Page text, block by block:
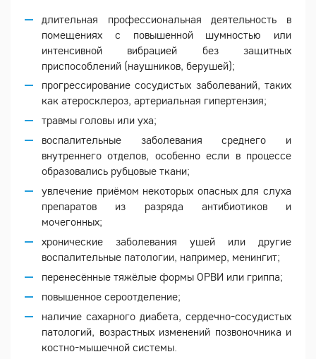
длительная профессиональная деятельность в
помещениях с повышенной шумностью или
интенсивной вибрацией без защитных
приспособлений (наушников, берушей);
прогрессирование сосудистых заболеваний, таких
как атеросклероз, артериальная гипертензия;
травмы головы или уха;
воспалительные заболевания среднего и
внутреннего отделов, особенно если в процессе
образовались рубцовые ткани;
увлечение приёмом некоторых опасных для слуха
препаратов из разряда антибиотиков и
мочегонных;
хронические заболевания ушей или другие
воспалительные патологии, например, менингит;
перенесённые тяжёлые формы ОРВИ или гриппа;
повышенное сероотделение;
наличие сахарного диабета, сердечно-сосудистых
патологий, возрастных изменений позвоночника и
костно-мышечной системы.